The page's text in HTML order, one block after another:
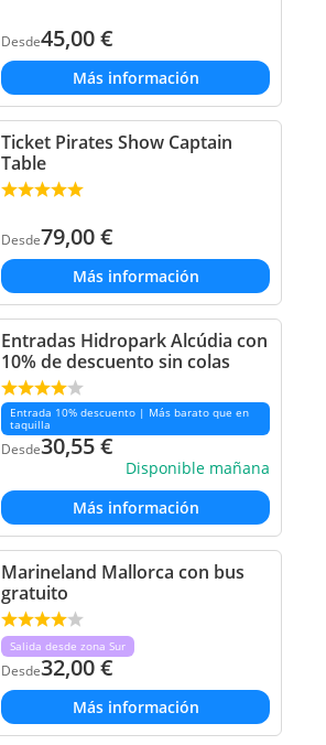
Desde45,00€
Más información
Ticket Pirates Show Captain
Table
Desde79,00€
Más información
Entradas Hidropark Alcúdia con
10% de descuento sin colas
Entrada 10% descuento | Más barato que en
taquilla
Desde30,55€
Disponible mañana
Más información
Marineland Mallorca con bus
gratuito
Salida desde zona Sur
Desde32,00€
Más información